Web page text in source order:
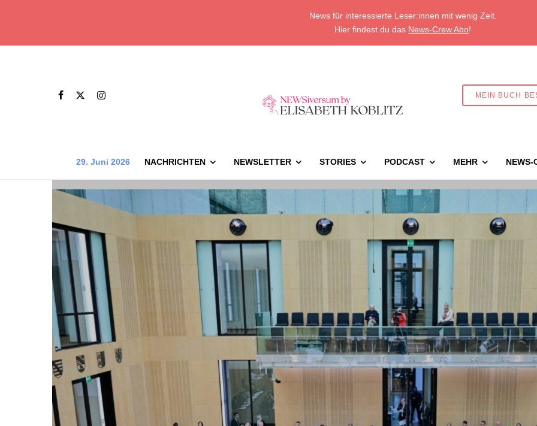
News für interessierte Leser:innen mit wenig Zeit.
Hier findest du das News-Crew Abo!
MEIN BUCH
29. Juni 2026 NACHRICHTEN NEWSLETTER STORIES PODCAST MEHR NEWS-